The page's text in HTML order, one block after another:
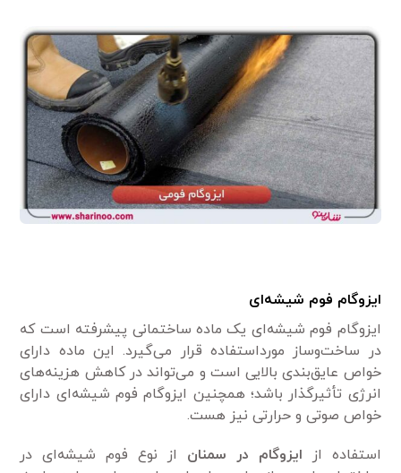
ایزوگام فوم شیشه‌ای
ایزوگام فوم شیشه‌ای یک ماده ساختمانی پیشرفته است که
در ساخت‌وساز مورداستفاده قرار می‌گیرد. این ماده دارای
خواص عایق‌بندی بالایی است و می‌تواند در کاهش هزینه‌های
انرژی تأثیرگذار باشد؛ همچنین ایزوگام فوم شیشه‌ای دارای
خواص صوتی و حرارتی نیز هست.
استفاده از
ایزوگام در سمنان از نوع فوم شیشه‌ای در